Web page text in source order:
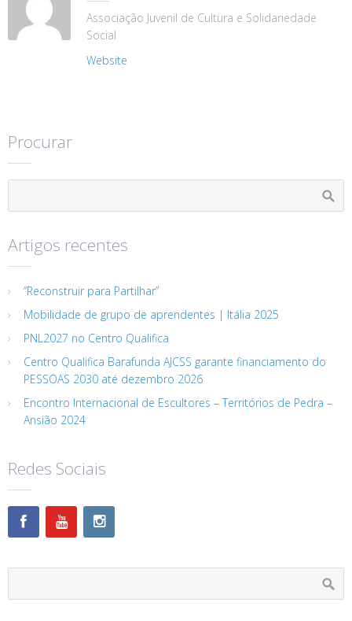
Associação Juvenil de Cultura e Solidariedade
Social
Website
Procurar
Artigos recentes
“Reconstruir para Partilhar”
Mobilidade de grupo de aprendentes | Itália 2025
PNL2027 no Centro Qualifica
Centro Qualifica Barafunda AJCSS garante financiamento do
PESSOAS 2030 até dezembro 2026
Encontro Internacional de Escultores – Territórios de Pedra –
Ansião 2024
Redes Sociais